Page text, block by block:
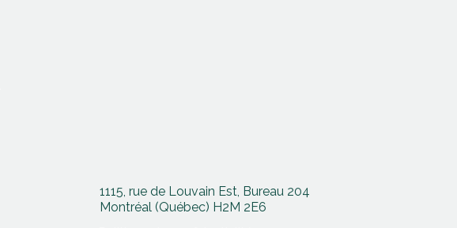
1115, rue de Louvain Est, Bureau 204
Montréal (Québec) H2M 2E6